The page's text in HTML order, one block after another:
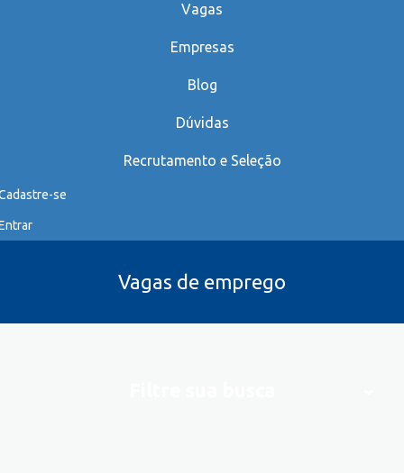
Vagas
Empresas
Blog
Dúvidas
Recrutamento e Seleção
se
Vagas de emprego